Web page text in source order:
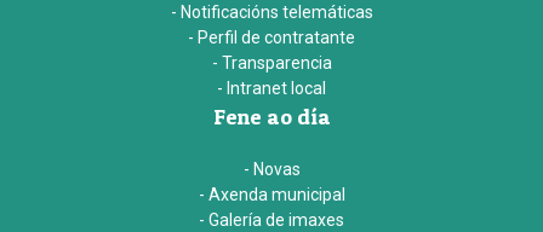
- Notificacións telemáticas
- Perfil de contratante
- Transparencia
- Intranet local
Fene ao día
- Novas
- Axenda municipal
- Galería de imaxes